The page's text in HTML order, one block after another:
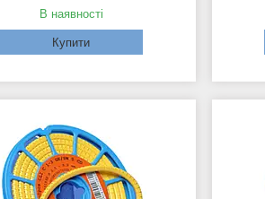
В наявності
Купити